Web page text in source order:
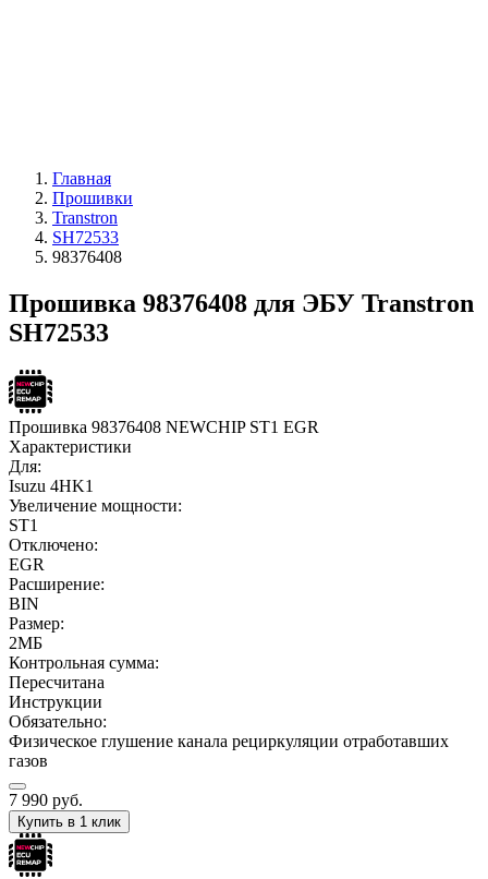
Главная
Прошивки
Transtron
SH72533
98376408
Прошивка 98376408 для ЭБУ Transtron
SH72533
Прошивка 98376408 NEWCHIP ST1 EGR
Характеристики
Для:
Isuzu 4HK1
Увеличение мощности:
ST1
Отключено:
EGR
Расширение:
BIN
Размер:
2МБ
Контрольная сумма:
Пересчитана
Инструкции
Обязательно:
Физическое глушение канала рециркуляции отработавших
газов
7 990 руб.
Купить в 1 клик